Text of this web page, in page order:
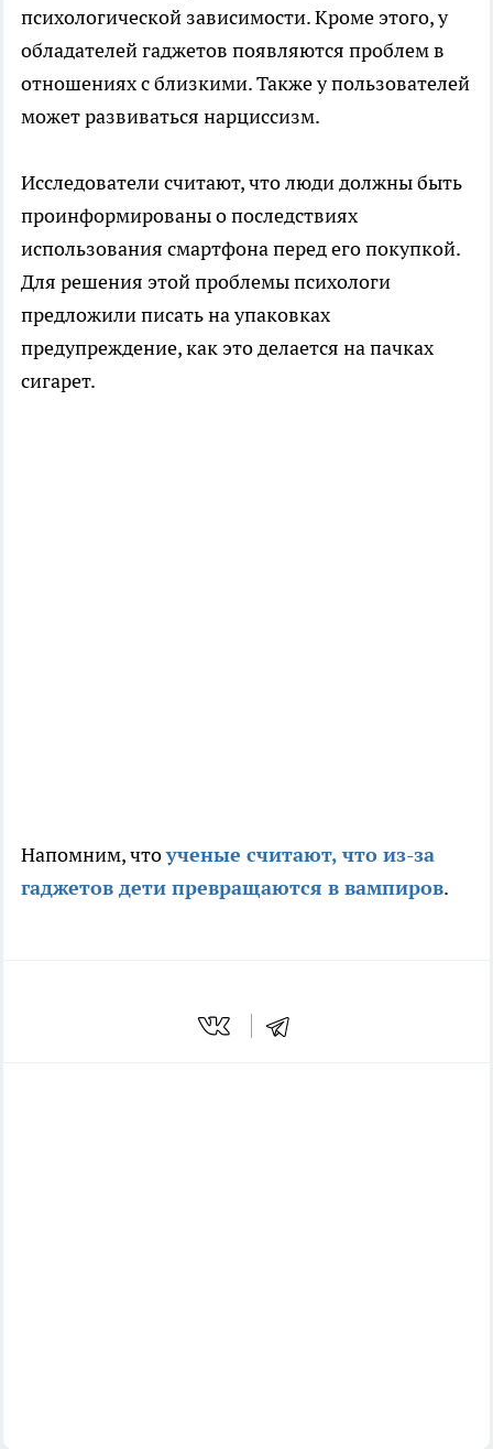
психологической зависимости. Кроме этого, у
обладателей гаджетов появляются проблем в
отношениях с близкими. Также у пользователей
может развиваться нарциссизм.
Исследователи считают, что люди должны быть
проинформированы о последствиях
использования смартфона перед его покупкой.
Для решения этой проблемы психологи
предложили писать на упаковках
предупреждение, как это делается на пачках
сигарет.
Напомним, чтоученые считают, что из-за
гаджетов дети превращаются в вампиров.